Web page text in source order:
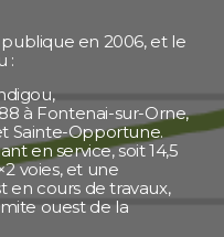
en 2006, et le
:
à Fontenai-sur-Orne,
Sainte-Opportune.
en service, soit 14,5
voies, et une
en cours de travaux,
ouest de la